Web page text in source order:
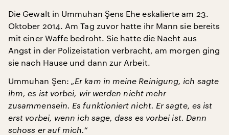
Die Gewalt in Ummuhan Şens Ehe eskalierte am 23.
Oktober 2014. Am Tag zuvor hatte ihr Mann sie bereits
mit einer Waffe bedroht. Sie hatte die Nacht aus
Angst in der Polizeistation verbracht, am morgen ging
sie nach Hause und dann zur Arbeit.
Ummuhan Şen: „Er kam in meine Reinigung, ich sagte
ihm, es ist vorbei, wir werden nicht mehr
zusammensein. Es funktioniert nicht. Er sagte, es ist
erst vorbei, wenn ich sage, dass es vorbei ist. Dann
schoss er auf mich.“